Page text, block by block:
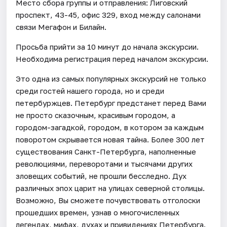
Место сбора группы и отправления: Лиговский
проспект, 43-45, офис 329, вход между салонами
связи Мегафон и Билайн.
Просьба прийти за 10 минут до начала экскурсии.
Необходима регистрация перед началом экскурсии.
Это одна из самых популярных экскурсий не только
среди гостей нашего города, но и среди
петербуржцев. Петербург предстанет перед Вами
не просто сказочным, красивым городом, а
городом-загадкой, городом, в котором за каждым
поворотом скрывается новая тайна. Более 300 лет
существования Санкт-Петербурга, наполненные
революциями, переворотами и тысячами других
зловещих событий, не прошли бесследно. Дух
различных эпох царит на улицах северной столицы.
Возможно, Вы сможете почувствовать отголоски
прошедших времен, узнав о многочисленных
легендах, мифах, духах и привидениях Петербурга.